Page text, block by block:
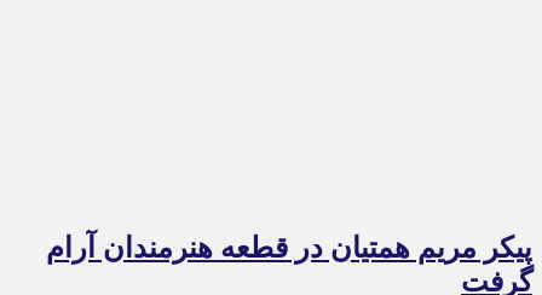
پیکر مریم همتیان در قطعه هنرمندان آرام
گرفت